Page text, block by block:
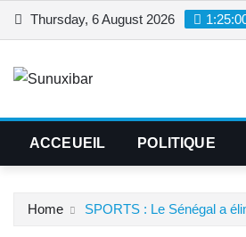
Skip
Thursday, 6 August 2026
ACCEUEIL POLITIQUE
Home SPORTS : Le Sénégal a